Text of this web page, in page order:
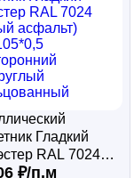
Гладкий
RAL 7024
асфальт)
₽/п.м